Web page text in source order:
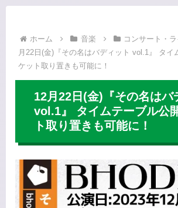
ホーム 音楽 コンサート・
月22日(金)『その名はバディット vol.1』 タイ
ケット取り置きも可能に！
12月22日(金)『その名はバ
vol.1』 タイムテーブル公
ト取り置きも可能に！